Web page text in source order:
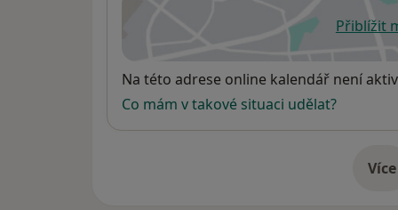
Přiblížit
Dostupnost
Na této adrese online kalendář není
Co mám v takové situaci udělat?
Více
o